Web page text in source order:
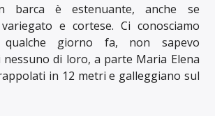
barca è estenuante, anche se
e cortese. Ci conosciamo
qualche giorno fa, non sapevo
nessuno di loro, a parte Maria Elena
in 12 metri e galleggiano sul